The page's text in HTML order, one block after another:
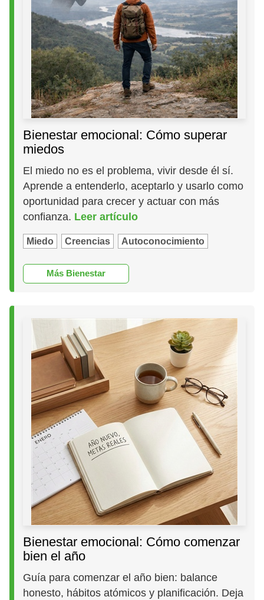
Bienestar emocional: Cómo superar
miedos
El miedo no es el problema, vivir desde él sí.
Aprende a entenderlo, aceptarlo y usarlo como
oportunidad para crecer y actuar con más
confianza. Leer artículo
Miedo Creencias Autoconocimiento
Más Bienestar
Bienestar emocional: Cómo comenzar
bien el año
Guía para comenzar el año bien: balance
honesto, hábitos atómicos y planificación. Deja